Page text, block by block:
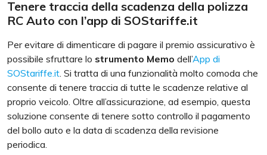
Tenere traccia della scadenza della polizza
RC Auto con l’app di SOStariffe.it
Per evitare di dimenticare di pagare il premio assicurativo è
possibile sfruttare lo strumento Memo dell’App di
SOStariffe.it . Si tratta di una funzionalità molto comoda che
consente di tenere traccia di tutte le scadenze relative al
proprio veicolo. Oltre all’assicurazione, ad esempio, questa
soluzione consente di tenere sotto controllo il pagamento
del bollo auto e la data di scadenza della revisione
periodica.